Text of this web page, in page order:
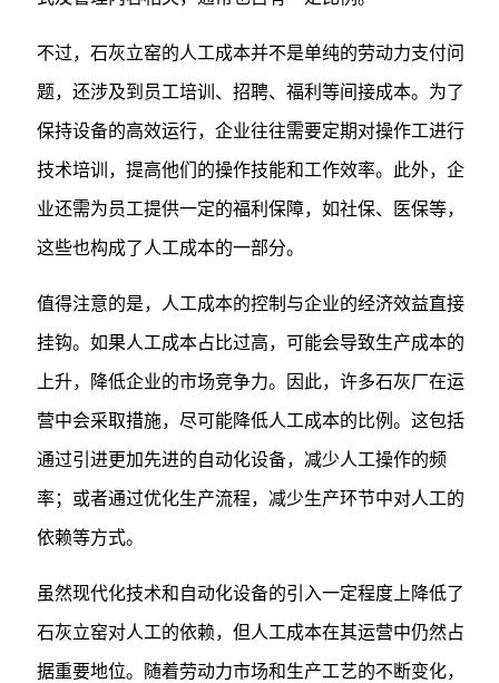
不过，石灰立窑的人工成本并不是单纯的劳动力支付问
题，还涉及到员工培训、招聘、福利等间接成本。为了
保持设备的高效运行，企业往往需要定期对操作工进行
技术培训，提高他们的操作技能和工作效率。此外，企
业还需为员工提供一定的福利保障，如社保、医保等，
这些也构成了人工成本的一部分。
值得注意的是，人工成本的控制与企业的经济效益直接
挂钩。如果人工成本占比过高，可能会导致生产成本的
上升，降低企业的市场竞争力。因此，许多石灰厂在运
营中会采取措施，尽可能降低人工成本的比例。这包括
通过引进更加先进的自动化设备，减少人工操作的频
率；或者通过优化生产流程，减少生产环节中对人工的
依赖等方式。
虽然现代化技术和自动化设备的引入一定程度上降低了
石灰立窑对人工的依赖，但人工成本在其运营中仍然占
据重要地位。随着劳动力市场和生产工艺的不断变化，